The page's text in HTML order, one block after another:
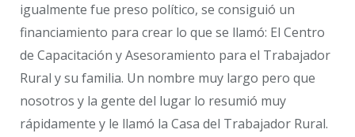
igualmente fue preso político, se consiguió un
financiamiento para crear lo que se llamó: El Centro
de Capacitación y Asesoramiento para el Trabajador
Rural y su familia. Un nombre muy largo pero que
nosotros y la gente del lugar lo resumió muy
rápidamente y le llamó la Casa del Trabajador Rural.